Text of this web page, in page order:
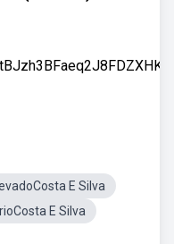
E Silva
E Silva